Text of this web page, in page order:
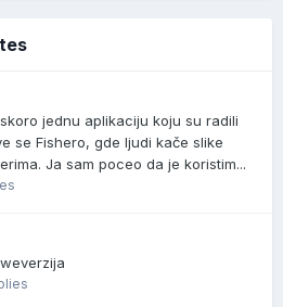
jednu aplikaciju koju su radili
se Fishero, gde ljudi kače slike
Ja sam poceo da je koristim...